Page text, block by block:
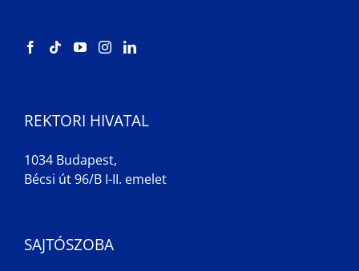
REKTORI HIVATAL
1034 Budapest,
Bécsi út 96/B I-II. emelet
SAJTÓSZOBA